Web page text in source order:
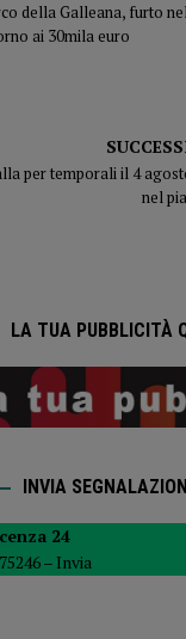
della Galleana, furto
ai 30mila euro
per temporali il 4
nel
LA TUA PUBBLICITÀ
INVIA
24
– Invia